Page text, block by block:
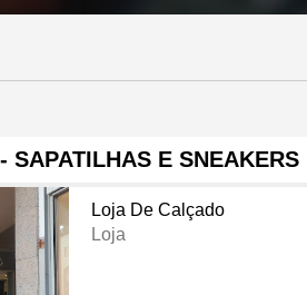
SAPATILHAS E SNEAKERS
Loja De Calçado
Loja